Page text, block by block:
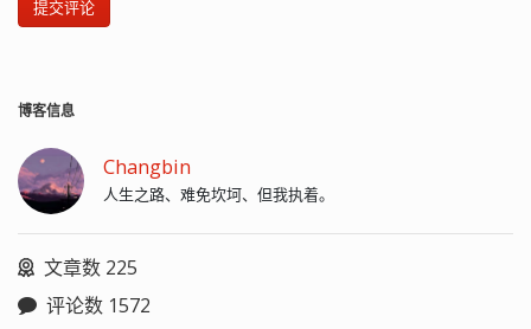
提交评论
博客信息
Changbin
人生之路、难免坎坷、但我执着。
文章数 225
评论数 1572